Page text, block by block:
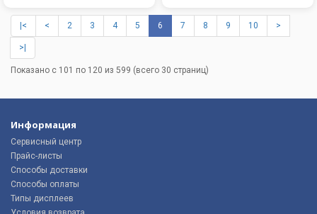
|< < 2 3 4 5 6 7 8 9 10 >
>|
Показано с 101 по 120 из 599 (всего 30 страниц)
Информация
Сервисный центр
Прайс-листы
Способы доставки
Способы оплаты
Типы дисплеев